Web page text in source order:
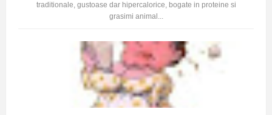
traditionale, gustoase dar hipercalorice, bogate in proteine si
grasimi animal...